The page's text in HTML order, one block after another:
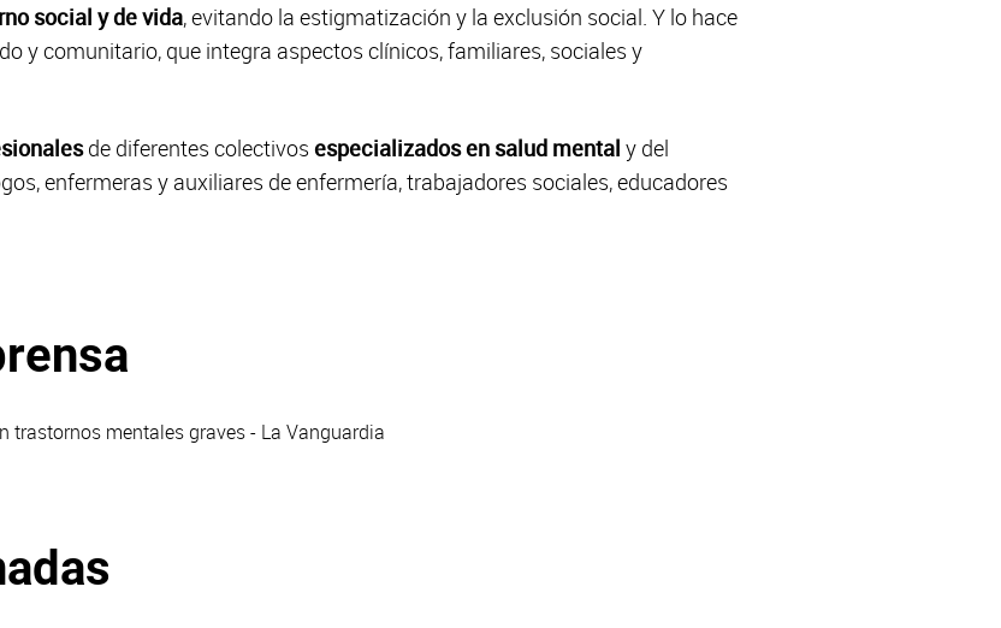
social y de vida, evitando la estigmatización y la exclusión social. Y lo hace
y comunitario, que integra aspectos clínicos, familiares, sociales y
de diferentes colectivos especializados en salud mental y del
enfermeras y auxiliares de enfermería, trabajadores sociales, educadores
trastornos mentales graves - La Vanguardia